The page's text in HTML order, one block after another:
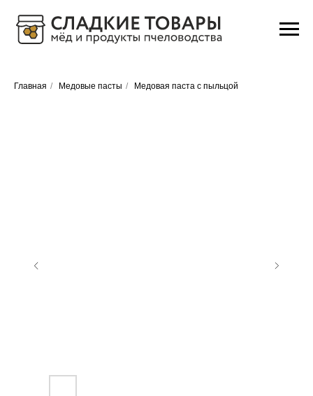
Главная / Медовые пасты / Медовая паста с пыльцой